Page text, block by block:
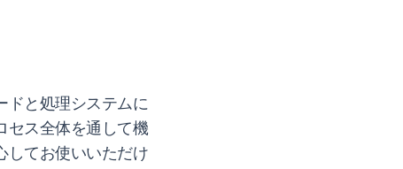
ドと処理システムに
セス全体を通して機
してお使いいただけ